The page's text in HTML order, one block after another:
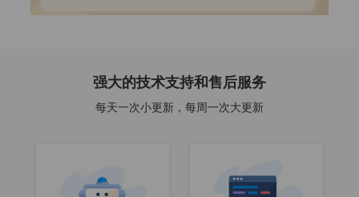
强大的技术支持和售后服务
每天一次小更新，每周一次大更新